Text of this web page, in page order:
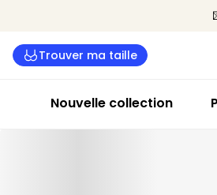
Trouver ma taille
Nouvelle collection